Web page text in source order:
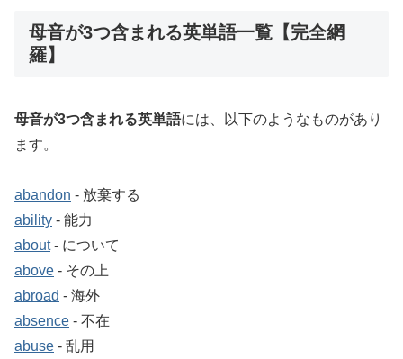
母音が3つ含まれる英単語一覧【完全網
羅】
母音が3つ含まれる英単語には、以下のようなものがあり
ます。
abandon ‐ 放棄する
ability ‐ 能力
about‐ について
above ‐ その上
abroad ‐ 海外
absence ‐ 不在
abuse ‐ 乱用